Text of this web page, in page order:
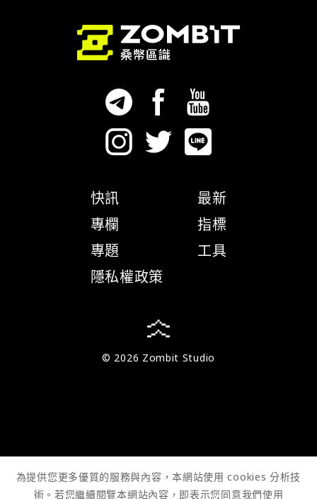
快訊
專欄
專題
隱私權政策
最新
指標
工具
© 2026 Zombit Studio
為提供您更多優質的服務與內容，本網站使用 cookies 分析技
術。若您繼續閱覽本網站內容，即表示您同意我們使用